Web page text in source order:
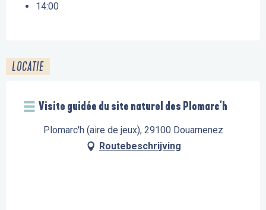
14:00
LOCATIE
Visite guidée du site naturel des Plomarc'h
Plomarc'h (aire de jeux), 29100 Douarnenez
Routebeschrijving